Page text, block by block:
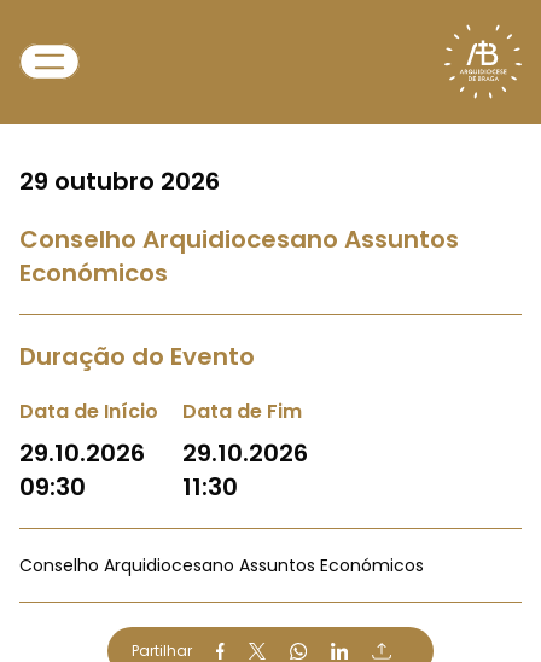
29 outubro 2026
Conselho Arquidiocesano Assuntos
Económicos
Duração do Evento
Data de Início
29.10.2026
09:30
Data de Fim
29.10.2026
11:30
Conselho Arquidiocesano Assuntos Económicos
Partilhar